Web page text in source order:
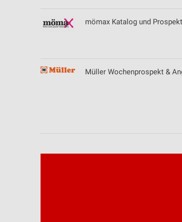
mömax Katalog und
Müller Wochenprospekt &